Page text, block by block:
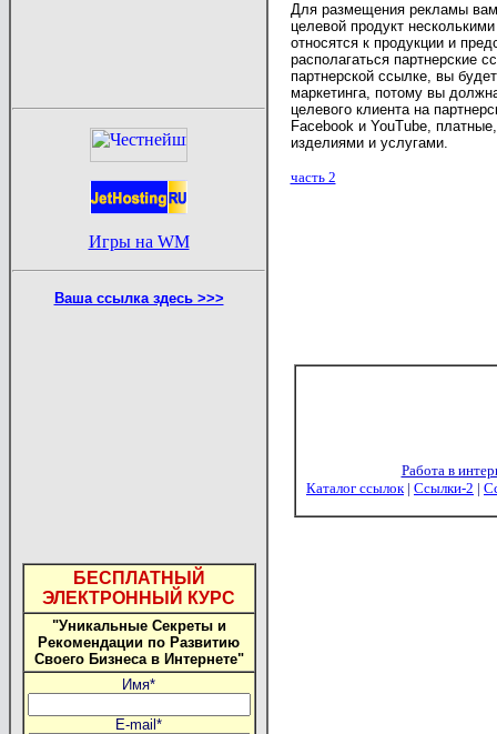
Игры на WM
Ваша ссылка здесь >>>
БЕСПЛАТНЫЙ
ЭЛЕКТРОННЫЙ КУРС
"Уникальные Секреты и
Рекомендации по Развитию
Своего Бизнеса в Интернете"
Имя*
E-mail*
Для размещения рекламы вам
целевой продукт
относятся к продукции и
располагаться партнерские
партнерской ссылке, вы
маркетинга, потому вы
целевого клиента на
Facebook и YouTube,
изделиями и услугами.
часть 2
Работа в
Каталог ссылок| Ссылки-2 |